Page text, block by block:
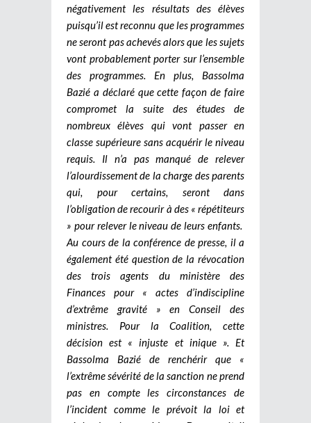
négativement les résultats des élèves
puisqu’il est reconnu que les programmes
ne seront pas achevés alors que les sujets
vont probablement porter sur l’ensemble
des programmes. En plus, Bassolma
Bazié a déclaré que cette façon de faire
compromet la suite des études de
nombreux élèves qui vont passer en
classe supérieure sans acquérir le niveau
requis. Il n’a pas manqué de relever
l’alourdissement de la charge des parents
qui, pour certains, seront dans
l’obligation de recourir à des « répétiteurs
» pour relever le niveau de leurs enfants.
Au cours de la conférence de presse, il a
également été question de la révocation
des trois agents du ministère des
Finances pour « actes d’indiscipline
d’extrême gravité » en Conseil des
ministres. Pour la Coalition, cette
décision est « injuste et inique ». Et
Bassolma Bazié de renchérir que «
l’extrême sévérité de la sanction ne prend
pas en compte les circonstances de
l’incident comme le prévoit la loi et